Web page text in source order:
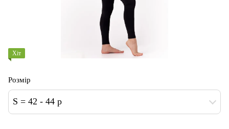
Хіт
Розмір
S = 42 - 44 p